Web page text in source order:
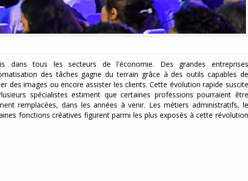
dans tous les secteurs de l'économie. Des grandes entreprises
des tâches gagne du terrain grâce à des outils capables de
des images ou encore assister les clients. Cette évolution rapide suscite
spécialistes estiment que certaines professions pourraient être
remplacées, dans les années à venir. Les métiers administratifs, le
fonctions créatives figurent parmi les plus exposés à cette révolution